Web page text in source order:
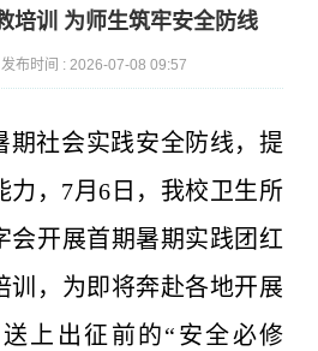
培训 为师生筑牢安全防线
布时间 : 2026-07-08 09:57
期社会实践安全防线，提
力，7月6日，我校卫生所
会开展首期暑期实践团红
训，为即将奔赴各地开展
上出征前的“安全必修